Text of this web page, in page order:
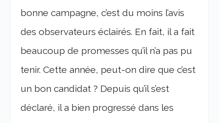
bonne campagne, c’est du moins l’avis
des observateurs éclairés. En fait, il a fait
beaucoup de promesses qu’il n’a pas pu
tenir. Cette année, peut-on dire que c’est
un bon candidat ? Depuis qu’il s’est
déclaré, il a bien progressé dans les